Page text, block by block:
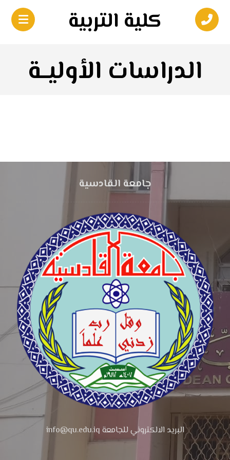
كلية التربية
الدراسات الأوليــة
جامعة القادسية
البريد الالكتروني للجامعة info@qu.edu.iq